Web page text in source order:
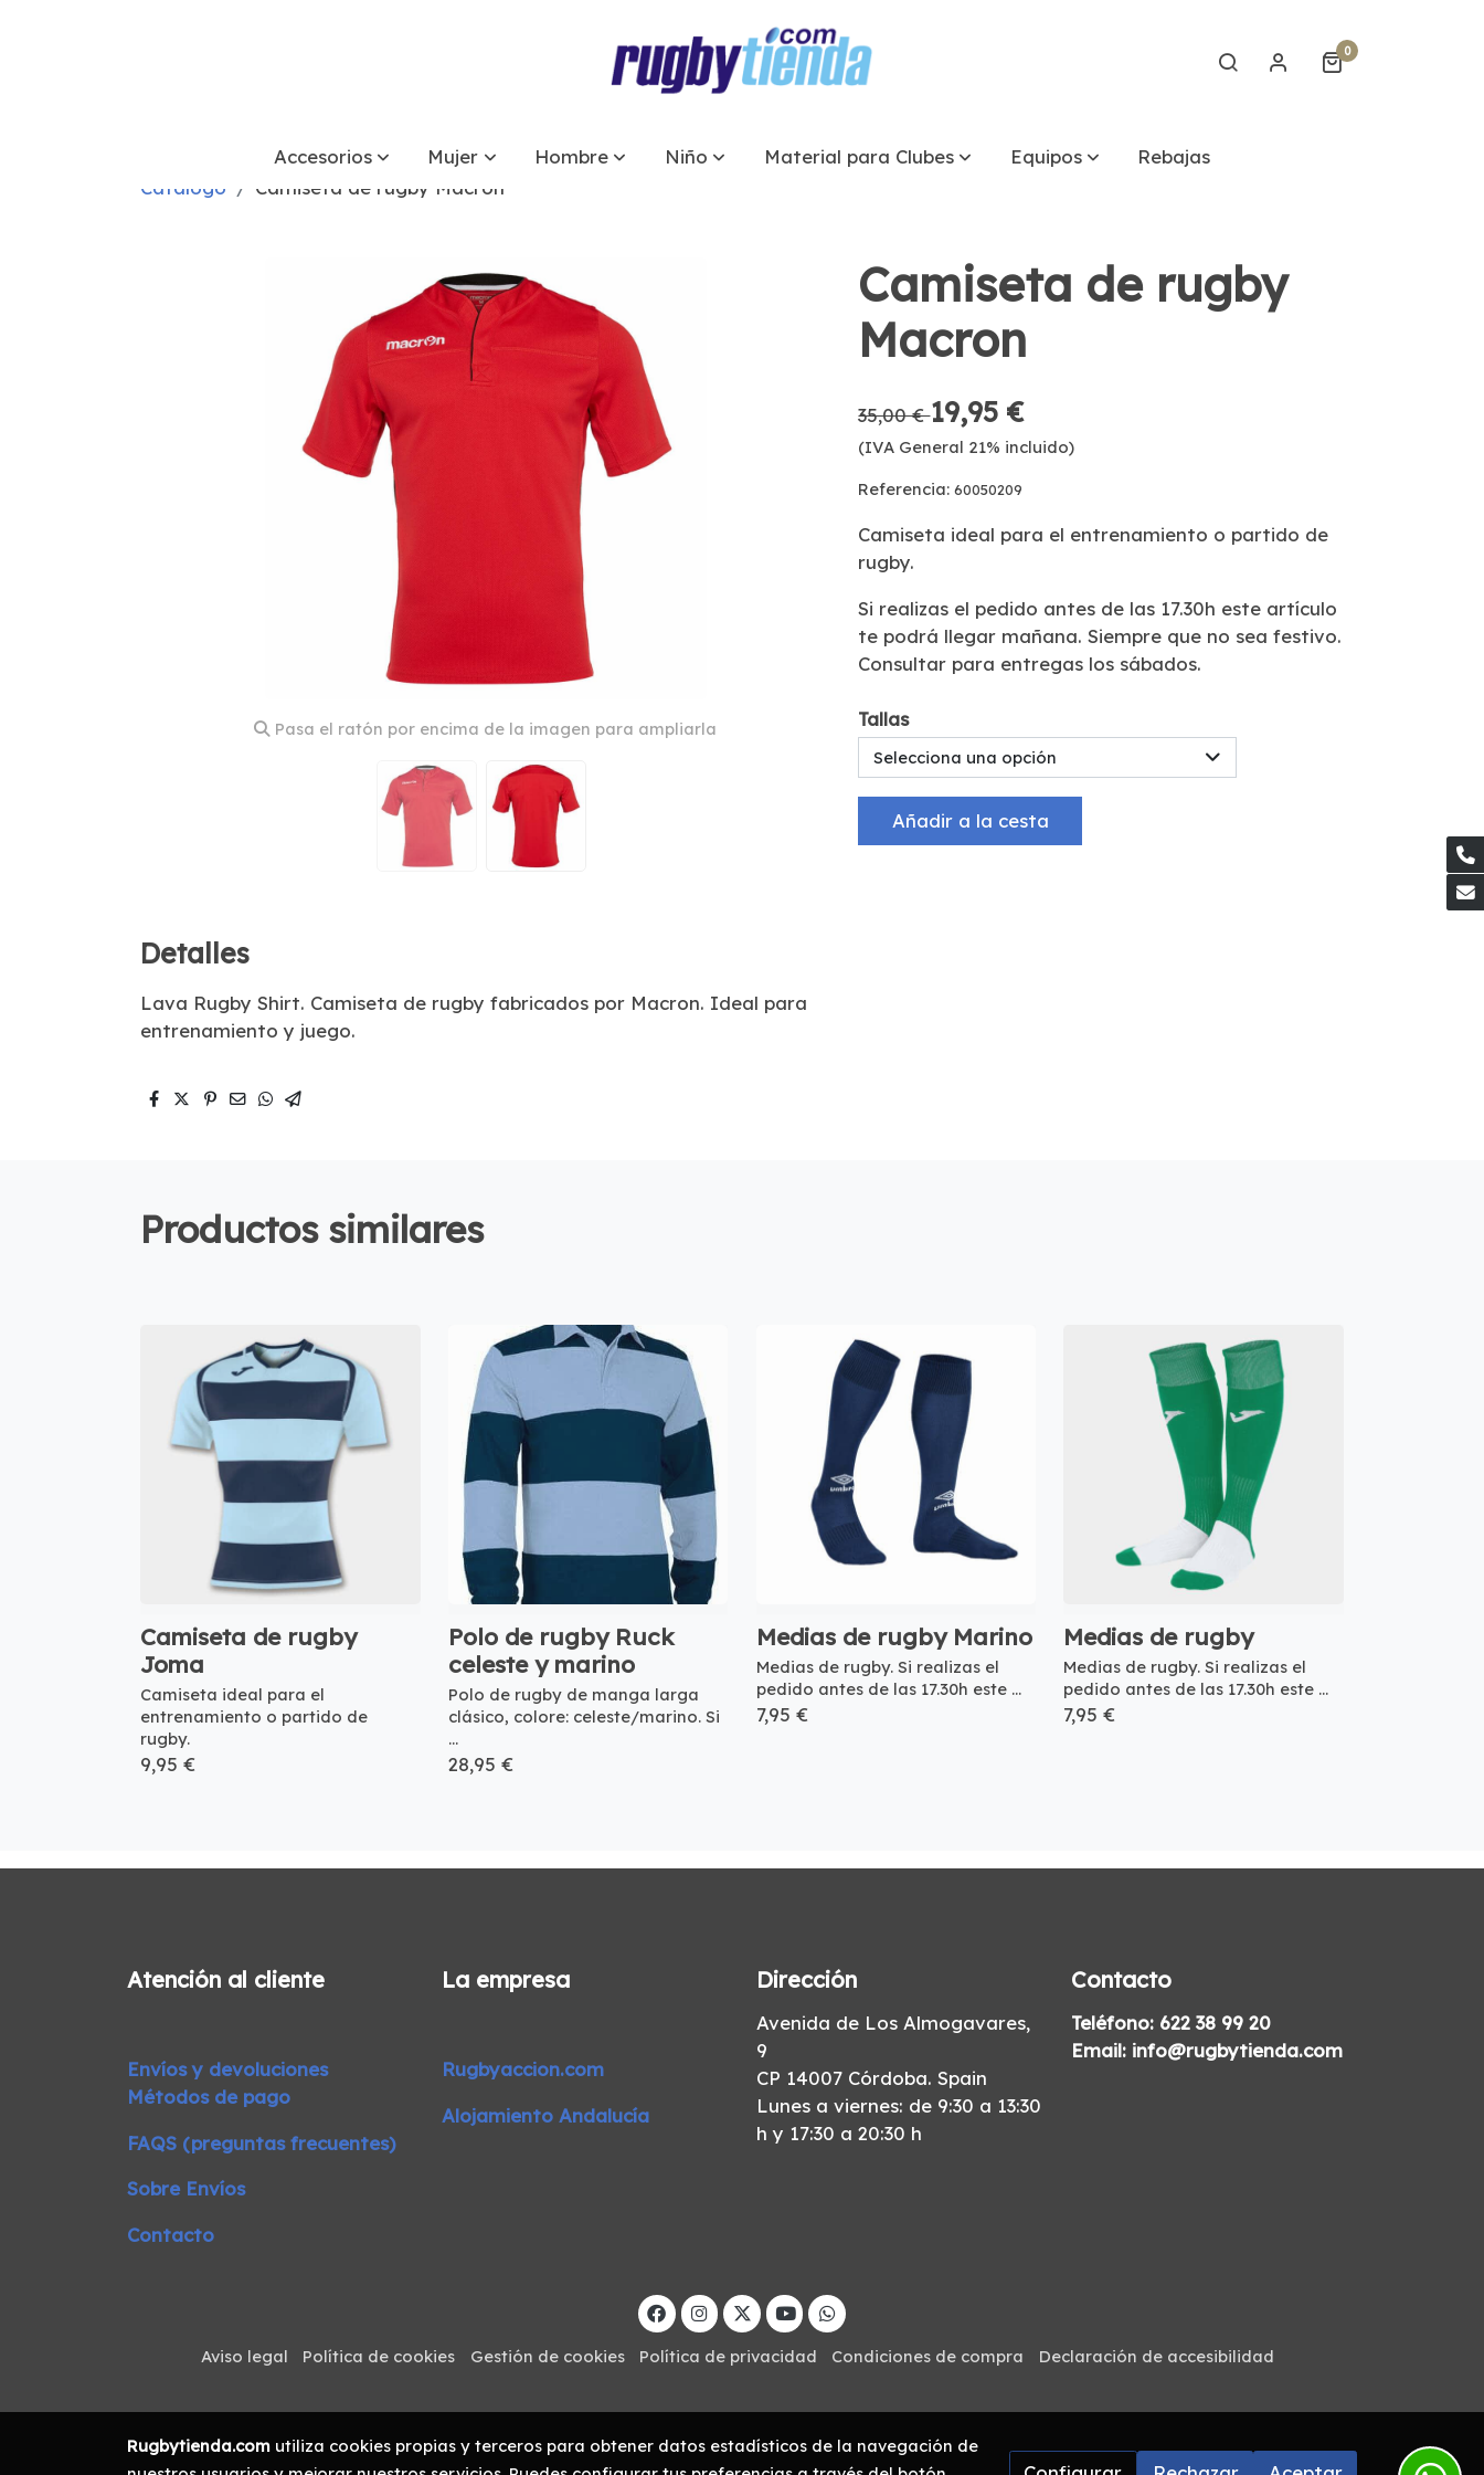
0
Accesorios Mujer Hombre Niño Material para Clubes Equipos
Rebajas
Catálogo
Camiseta de rugby Macron
Pasa el ratón por encima de la imagen para ampliarla
Detalles
Lava Rugby Shirt. Camiseta de rugby fabricados por Macron. Ideal para
entrenamiento y juego.
Camiseta de rugby
Macron
35,00 €19,95 €
(IVA General 21% incluido)
Referencia:60050209
Camiseta ideal para el entrenamiento o partido de
rugby.
Si realizas el pedido antes de las 17.30h este artículo
te podrá llegar mañana. Siempre que no sea festivo.
Consultar para entregas los sábados.
Tallas
Selecciona una opción
Añadir a la cesta
Productos similares
Camiseta de rugby
Joma
Camiseta ideal para el
entrenamiento o partido de
rugby.
9,95 €
Polo de rugby Ruck
celeste y marino
Polo de rugby de manga larga
clásico, colore: celeste/marino. Si
...
28,95 €
Medias de rugby Marino
Medias de rugby. Si realizas el
pedido antes de las 17.30h este ...
7,95 €
Medias de rugby
Medias de rugby. Si realizas el
pedido antes de las 17.30h este ...
7,95 €
Atención al cliente
Envíos y devoluciones
Métodos de pago
FAQS (preguntas frecuentes)
Sobre Envíos
Contacto
La empresa
Rugbyaccion.com
Alojamiento Andalucía
Dirección
Avenida de Los Almogavares,
9
CP 14007 Córdoba. Spain
Lunes a viernes: de 9:30 a 13:30
h y 17:30 a 20:30 h
Contacto
Teléfono: 622 38 99 20
Email: info@rugbytienda.com
Aviso legal Política de cookies Gestión de cookies Política de privacidad Condiciones de compra Declaración de accesibilidad
Rugbytienda.comutiliza cookies propias y terceros para obtener datos estadísticos de la navegación de